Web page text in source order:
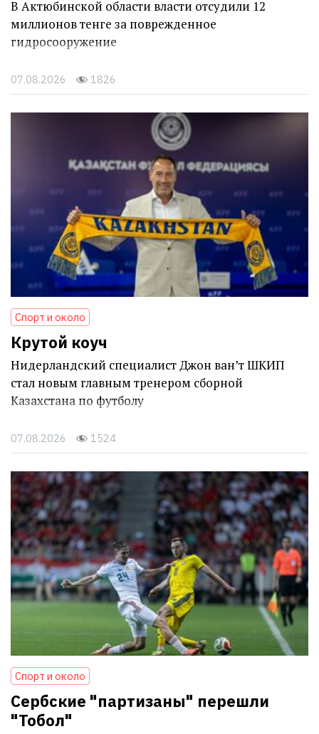
В Актюбинской области власти отсудили 12
миллионов тенге за поврежденное
гидросооружение
07.08.2026 1826
Спорт и около
Крутой коуч
Нидерландский специалист Джон ван’т ШКИП
стал новым главным тренером сборной
Казахстана по футболу
07.08.2026 1524
Спорт и около
Сербские "партизаны" перешли
"Тобол"